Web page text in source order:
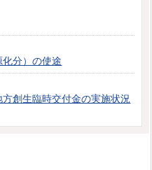
分）の使途
創生臨時交付金の実施状況